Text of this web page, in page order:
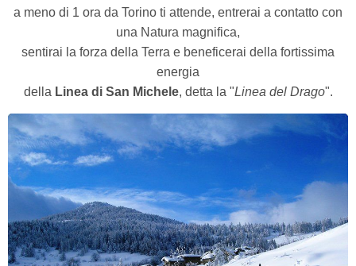
a meno di 1 ora da Torino ti attende, entrerai a contatto con
una Natura magnifica,
sentirai la forza della Terra e beneficerai della fortissima
energia
della Linea di San Michele, detta la "Linea del Drago".